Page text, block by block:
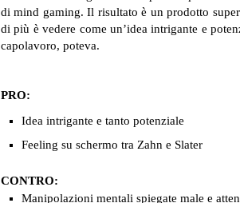
di mind gaming. Il risultato è un prodotto
di più è vedere come un’idea intrigante e
capolavoro, poteva.
PRO:
Idea intrigante e tanto potenziale
Feeling su schermo tra Zahn e Slater
CONTRO:
Manipolazioni mentali spiegate male e